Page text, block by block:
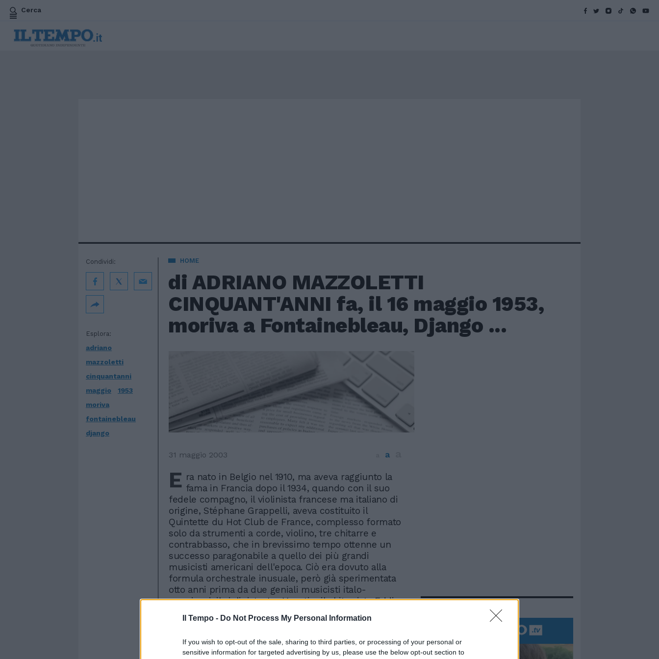
Il Tempo - Do Not Process My Personal Information
If you wish to opt-out of the sale, sharing to third parties, or processing of your personal or
sensitive information for targeted advertising by us, please use the below opt-out section to
Cerca
HOME
di ADRIANO MAZZOLETTI
CINQUANT'ANNI fa, il 16 maggio 1953,
moriva a Fontainebleau, Django ...
Esplora:
adriano
mazzoletti
cinquantanni
maggio
1953
moriva
fontainebleau
django
Condividi:
31 maggio 2003 a
E ra nato in Belgio nel 1910, ma aveva raggiunto la
fama in Francia dopo il 1934, quando con il suo
fedele compagno, il violinista francese ma italiano di
origine, Stéphane Grappelli, aveva costituito il
Quintette du Hot Club de France, complesso formato
solo da strumenti a corde, violino, tre chitarre e
contrabbasso, che in brevissimo tempo ottenne un
successo paragonabile a quello dei più grandi
musicisti americani dell'epoca. Ciò era dovuto alla
formula orchestrale inusuale, però già sperimentata
otto anni prima da due geniali musicisti italo-
americani, il violinista Joe Venuti e il chitarrista Eddie
Lang, cioè Salvatore Massaro, ma soprattutto
dall'incontro di due personalità straordinariamente
Django, zingaro manouche, totalmente illetterato,